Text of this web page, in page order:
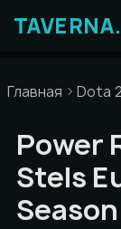
содержимому
Главная Dota 2
Power
Stels